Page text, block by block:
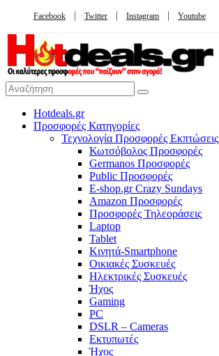
Facebook Twitter Instagram Youtube
Hotdeals.gr
Προσφορές Κατηγορίες
Τεχνολογία Προσφορές Εκπτώσεις
Κωτσόβολος Προσφορές
Germanos Προσφορές
Public Προσφορές
E-shop.gr Crazy Sundays
Amazon Προσφορές
Προσφορές Τηλεοράσεις
Laptop
Tablet
Κινητά-Smartphone
Οικιακές Συσκευές
Hλεκτρικές Συσκευές
Ήχος
Gaming
PC
DSLR – Cameras
Εκτυπωτές
Ήχος